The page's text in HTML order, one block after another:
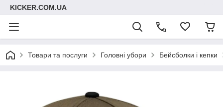
KICKER.COM.UA
Товари та послуги Головні убори Бейсболки і кепки